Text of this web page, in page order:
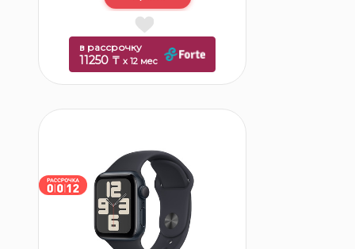
в рассрочку
11250 ₸ x 12 мес